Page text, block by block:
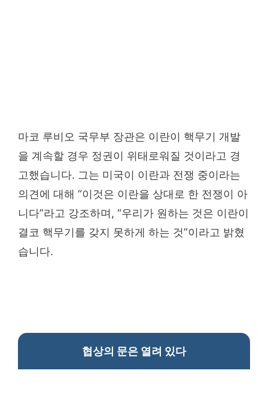
마코 루비오 국무부 장관은 이란이 핵무기 개발
을 계속할 경우 정권이 위태로워질 것이라고 경
고했습니다. 그는 미국이 이란과 전쟁 중이라는
의견에 대해 “이것은 이란을 상대로 한 전쟁이 아
니다”라고 강조하며, “우리가 원하는 것은 이란이
결코 핵무기를 갖지 못하게 하는 것”이라고 밝혔
습니다.
협상의 문은 열려 있다